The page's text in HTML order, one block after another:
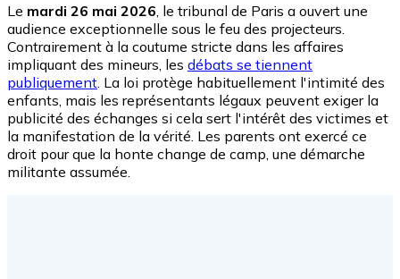
Le mardi 26 mai 2026 , le tribunal de Paris a ouvert une
audience exceptionnelle sous le feu des projecteurs.
Contrairement à la coutume stricte dans les affaires
impliquant des mineurs, les débats se tiennent
publiquement . La loi protège habituellement l'intimité des
enfants, mais les représentants légaux peuvent exiger la
publicité des échanges si cela sert l'intérêt des victimes et
la manifestation de la vérité. Les parents ont exercé ce
droit pour que la honte change de camp, une démarche
militante assumée.